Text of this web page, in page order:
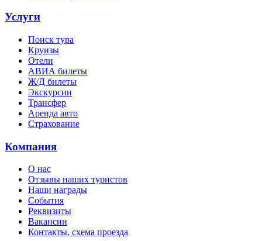
Услуги
Поиск тура
Круизы
Отели
АВИА билеты
Ж/Д билеты
Экскурсии
Трансфер
Аренда авто
Страхование
Компания
О нас
Отзывы наших туристов
Наши награды
События
Реквизиты
Вакансии
Контакты, схема проезда